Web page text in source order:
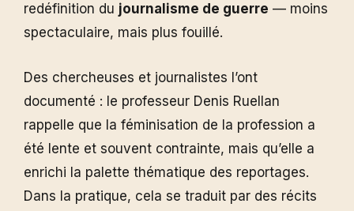
redéfinition du journalisme de guerre — moins
spectaculaire, mais plus fouillé.
Des chercheuses et journalistes l’ont
documenté : le professeur Denis Ruellan
rappelle que la féminisation de la profession a
été lente et souvent contrainte, mais qu’elle a
enrichi la palette thématique des reportages.
Dans la pratique, cela se traduit par des récits